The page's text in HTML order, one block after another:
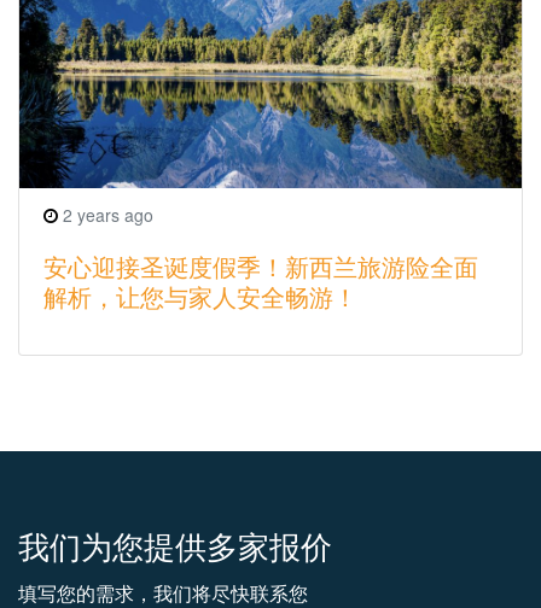
2 years ago
安心迎接圣诞度假季！新西兰旅游险全面
解析，让您与家人安全畅游！
我们为您提供多家报价
填写您的需求，我们将尽快联系您